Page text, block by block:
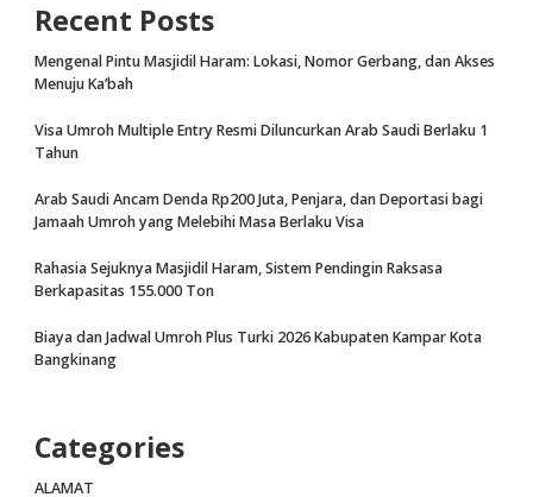
Recent Posts
Mengenal Pintu Masjidil Haram: Lokasi, Nomor Gerbang, dan Akses
Menuju Ka’bah
Visa Umroh Multiple Entry Resmi Diluncurkan Arab Saudi Berlaku 1
Tahun
Arab Saudi Ancam Denda Rp200 Juta, Penjara, dan Deportasi bagi
Jamaah Umroh yang Melebihi Masa Berlaku Visa
Rahasia Sejuknya Masjidil Haram, Sistem Pendingin Raksasa
Berkapasitas 155.000 Ton
Biaya dan Jadwal Umroh Plus Turki 2026 Kabupaten Kampar Kota
Bangkinang
Categories
ALAMAT